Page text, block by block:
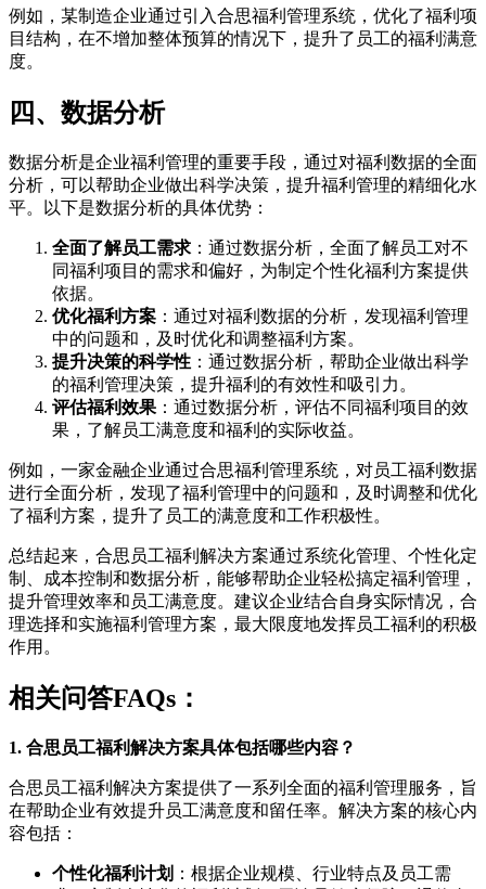
例如，某制造企业通过引入合思福利管理系统，优化了福利项
目结构，在不增加整体预算的情况下，提升了员工的福利满意
度。
四、数据分析
数据分析是企业福利管理的重要手段，通过对福利数据的全面
分析，可以帮助企业做出科学决策，提升福利管理的精细化水
平。以下是数据分析的具体优势：
全面了解员工需求 ：通过数据分析，全面了解员工对不
同福利项目的需求和偏好，为制定个性化福利方案提供
依据。
优化福利方案 ：通过对福利数据的分析，发现福利管理
中的问题和，及时优化和调整福利方案。
提升决策的科学性 ：通过数据分析，帮助企业做出科学
的福利管理决策，提升福利的有效性和吸引力。
评估福利效果 ：通过数据分析，评估不同福利项目的效
果，了解员工满意度和福利的实际收益。
例如，一家金融企业通过合思福利管理系统，对员工福利数据
进行全面分析，发现了福利管理中的问题和，及时调整和优化
了福利方案，提升了员工的满意度和工作积极性。
总结起来，合思员工福利解决方案通过系统化管理、个性化定
制、成本控制和数据分析，能够帮助企业轻松搞定福利管理，
提升管理效率和员工满意度。建议企业结合自身实际情况，合
理选择和实施福利管理方案，最大限度地发挥员工福利的积极
作用。
相关问答FAQs：
1. 合思员工福利解决方案具体包括哪些内容？
合思员工福利解决方案提供了一系列全面的福利管理服务，旨
在帮助企业有效提升员工满意度和留任率。解决方案的核心内
容包括：
个性化福利计划 ：根据企业规模、行业特点及员工需